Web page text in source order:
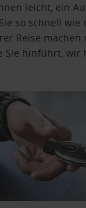
leicht, ein
so schnell
Reise machen
Sie hinführt, wir